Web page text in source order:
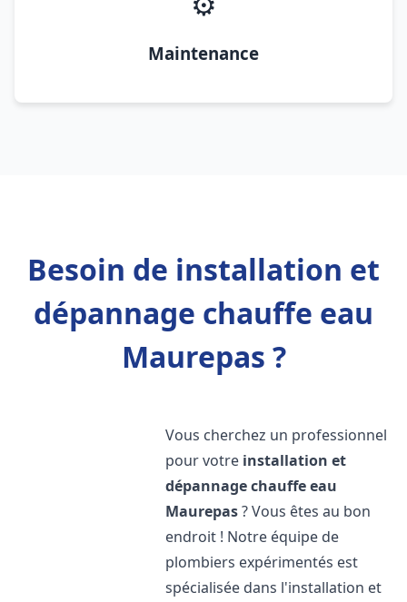
Maintenance
Besoin de installation et
dépannage chauffe eau
Maurepas ?
Vous cherchez un professionnel
pour votre installation et
dépannage chauffe eau
Maurepas? Vous êtes au bon
endroit ! Notre équipe de
plombiers expérimentés est
spécialisée dans l'installation et